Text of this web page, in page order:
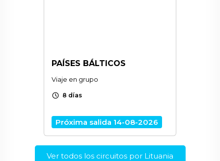
PAÍSES BÁLTICOS
Viaje en grupo
schedule 8 días
Próxima salida 14-08-2026
Ver todos los circuitos por Lituania